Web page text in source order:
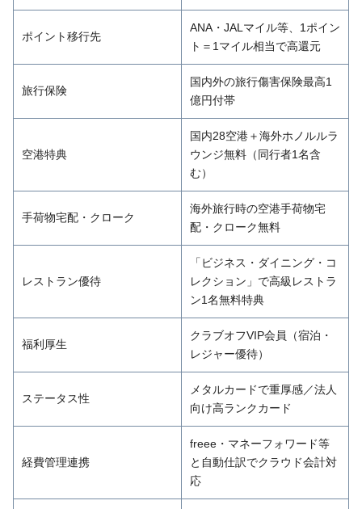
ポイント移行先
ANA・JALマイル等、1ポイン
ト＝1マイル相当で高還元
旅行保険
国内外の旅行傷害保険最高1
億円付帯
空港特典
国内28空港＋海外ホノルルラ
ウンジ無料（同行者1名含
む）
手荷物宅配・クローク
海外旅行時の空港手荷物宅
配・クローク無料
レストラン優待
「ビジネス・ダイニング・コ
レクション」で高級レストラ
ン1名無料特典
福利厚生
クラブオフVIP会員（宿泊・
レジャー優待）
ステータス性
メタルカードで重厚感／法人
向け高ランクカード
経費管理連携
freee・マネーフォワード等
と自動仕訳でクラウド会計対
応